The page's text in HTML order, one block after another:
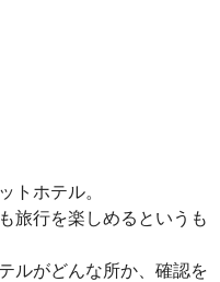
トホテル。
旅行を楽しめるというも
ルがどんな所か、確認を